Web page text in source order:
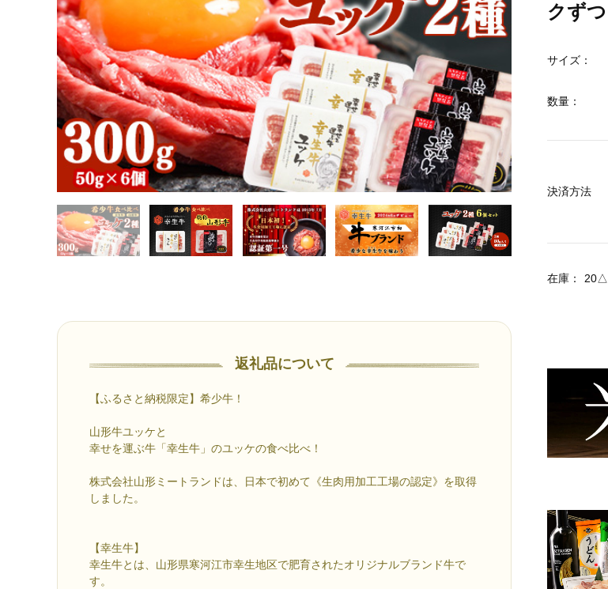
返礼品について
【ふるさと納税限定】希少牛！
山形牛ユッケと
幸せを運ぶ牛「幸生牛」のユッケの食べ比べ！
株式会社山形ミートランドは、日本で初めて《生肉用加工工場の認定》を取得
しました。
【幸生牛】
幸生牛とは、山形県寒河江市幸生地区で肥育されたオリジナルブランド牛で
す。
クず
サイズ：
数量：
在庫： 20△
決済方法